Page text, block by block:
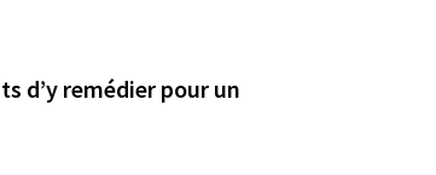
d’y remédier pour un